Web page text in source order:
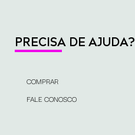
PRECISA DE AJUDA?
COMPRAR
FALE CONOSCO